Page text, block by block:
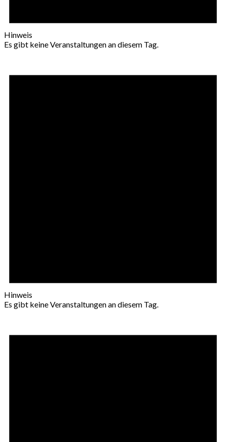
Hinweis
Es gibt keine Veranstaltungen an diesem Tag.
Hinweis
Es gibt keine Veranstaltungen an diesem Tag.